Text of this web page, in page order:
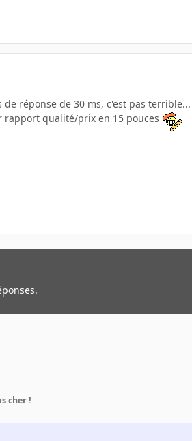
réponse de 30 ms, c'est pas terrible...
qualité/prix en 15 pouces
cher !